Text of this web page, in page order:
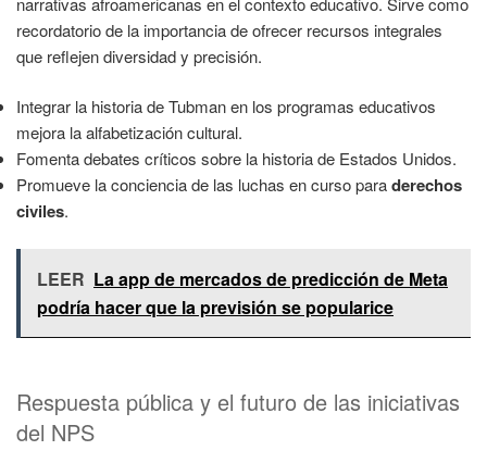
recordatorio de la importancia de ofrecer recursos integrales
que reflejen diversidad y precisión.
Integrar la historia de Tubman en los programas educativos
mejora la alfabetización cultural.
Fomenta debates críticos sobre la historia de Estados Unidos.
Promueve la conciencia de las luchas en curso paraderechos
civiles.
LEER La app de mercados de predicción de Meta
podría hacer que la previsión se popularice
Respuesta pública y el futuro de las iniciativas
del NPS